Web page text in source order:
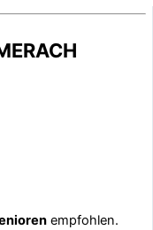
empfohlen.